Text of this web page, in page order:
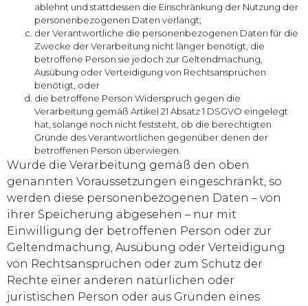
ablehnt und stattdessen die Einschränkung der Nutzung der
personenbezogenen Daten verlangt;
der Verantwortliche die personenbezogenen Daten für die
Zwecke der Verarbeitung nicht länger benötigt, die
betroffene Person sie jedoch zur Geltendmachung,
Ausübung oder Verteidigung von Rechtsansprüchen
benötigt, oder
die betroffene Person Widerspruch gegen die
Verarbeitung gemäß Artikel 21 Absatz 1 DSGVO eingelegt
hat, solange noch nicht feststeht, ob die berechtigten
Gründe des Verantwortlichen gegenüber denen der
betroffenen Person überwiegen.
Wurde die Verarbeitung gemäß den oben
genannten Voraussetzungen eingeschränkt, so
werden diese personenbezogenen Daten – von
ihrer Speicherung abgesehen – nur mit
Einwilligung der betroffenen Person oder zur
Geltendmachung, Ausübung oder Verteidigung
von Rechtsansprüchen oder zum Schutz der
Rechte einer anderen natürlichen oder
juristischen Person oder aus Gründen eines